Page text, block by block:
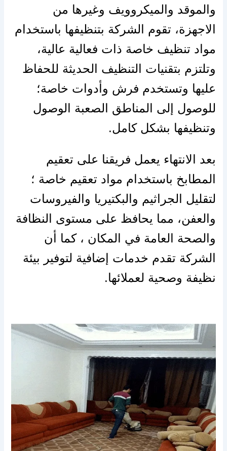
والموقد والميكروويف وغيرها من
الاجهزة، تقوم الشركة بتنظيفها باستخدام
مواد تنظيف خاصة ذات فعالية عالية،
وتلتزم بتقنيات التنظيف الحديثة للحفاظ
عليها وتستخدم فرش وأدوات خاصة؛
للوصول إلى المناطق الصعبة الوصول
وتنظيفها بشكل كامل.
بعد الانتهاء يعمل فريقنا على تعقيم
المطابخ باستخدام مواد تعقيم خاصة ؛
لتقليل الجراثيم والبكتيريا والفيروسات
والعفن، مما يحافظ على مستوى النظافة
والصحة العامة في المكان ، كما أن
الشركة تقدم خدمات إضافية لتوفير بيئة
نظيفة وصحية لعملائها.